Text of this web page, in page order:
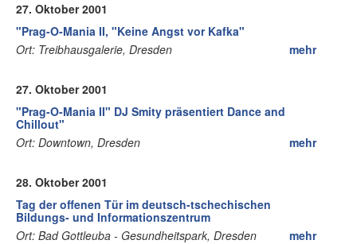
27. Oktober 2001
"Prag-O-Mania II, "Keine Angst vor Kafka"
mehr
Ort: Treibhausgalerie, Dresden
27. Oktober 2001
"Prag-O-Mania II" DJ Smity präsentiert Dance and
Chillout"
mehr
Ort: Downtown, Dresden
28. Oktober 2001
Tag der offenen Tür im deutsch-tschechischen
Bildungs- und Informationszentrum
mehr
Ort: Bad Gottleuba - Gesundheitspark, Dresden